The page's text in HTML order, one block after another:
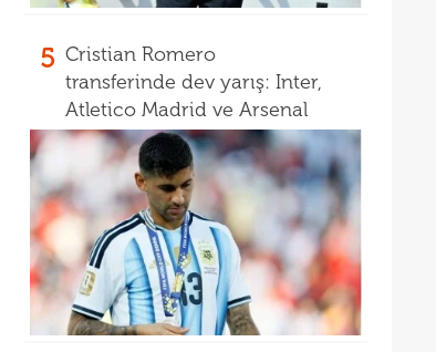
5 Cristian Romero
transferinde dev yarış: Inter,
Atletico Madrid ve Arsenal